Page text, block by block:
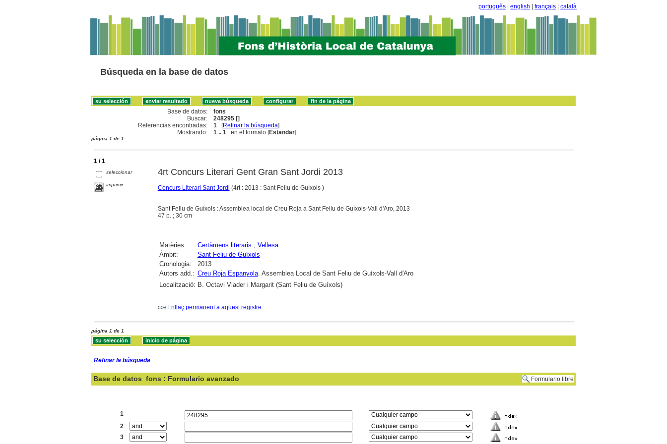
português english français català
Búsqueda en la base de datos
Base de datos:
fons
Buscar:
248295 []
Referencias encontradas:
1 [Refinar la búsqueda]
Mostrando:
1 .. 1 en el formato [Estandar]
página 1 de 1
1 / 1
seleccionar
imprimir
4rt Concurs Literari Gent Gran Sant Jordi 2013
Concurs Literari Sant Jordi (4rt : 2013 : Sant Feliu de Guíxols )
Sant Feliu de Guíxols : Assemblea local de Creu Roja a Sant Feliu de Guíxols-Vall d'Aro, 2013
47 p. ; 30 cm
Matèries: Certàmens literaris ; Vellesa
Àmbit:
Sant Feliu de Guíxols
Cronologia:
2013
Autors add.: Creu Roja Espanyola. Assemblea Local de Sant Feliu de Guíxols-Vall d'Aro
Localització: B. Octavi Viader i Margarit (Sant Feliu de Guíxols)
Enllaç permanent a aquest registre
página 1 de 1
Refinar la búsqueda
Base de datos fons : Formulario avanzado Formulario libre
1
2
3